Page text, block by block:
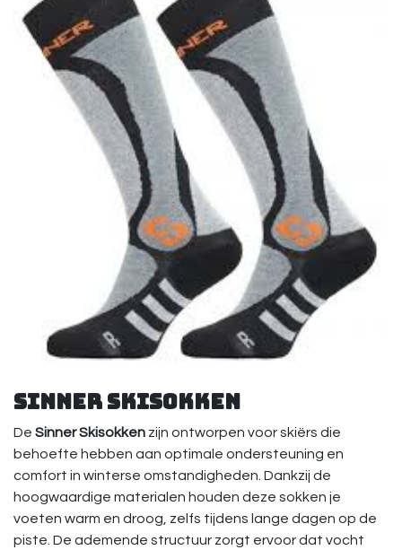
Sinner Skisokken
De Sinner Skisokken zijn ontworpen voor skiërs die
behoefte hebben aan optimale ondersteuning en
comfort in winterse omstandigheden. Dankzij de
hoogwaardige materialen houden deze sokken je
voeten warm en droog, zelfs tijdens lange dagen op de
piste. De ademende structuur zorgt ervoor dat vocht